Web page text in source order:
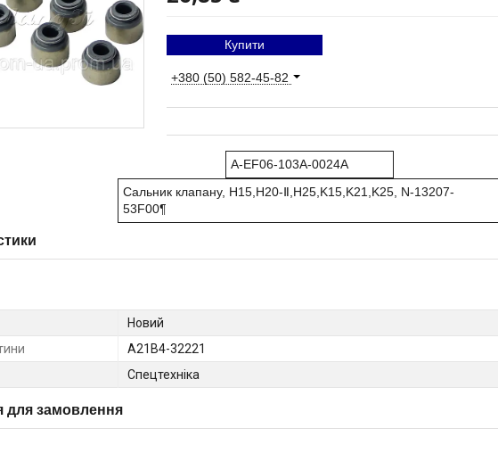
Купити
+380 (50) 582-45-82
A-EF06-103A-0024A
Сальник клапану, H15,H20-Ⅱ,H25,K15,K21,K25, N-13207-
53F00¶
Новий
A21B4-32221
Спецтехніка
для замовлення